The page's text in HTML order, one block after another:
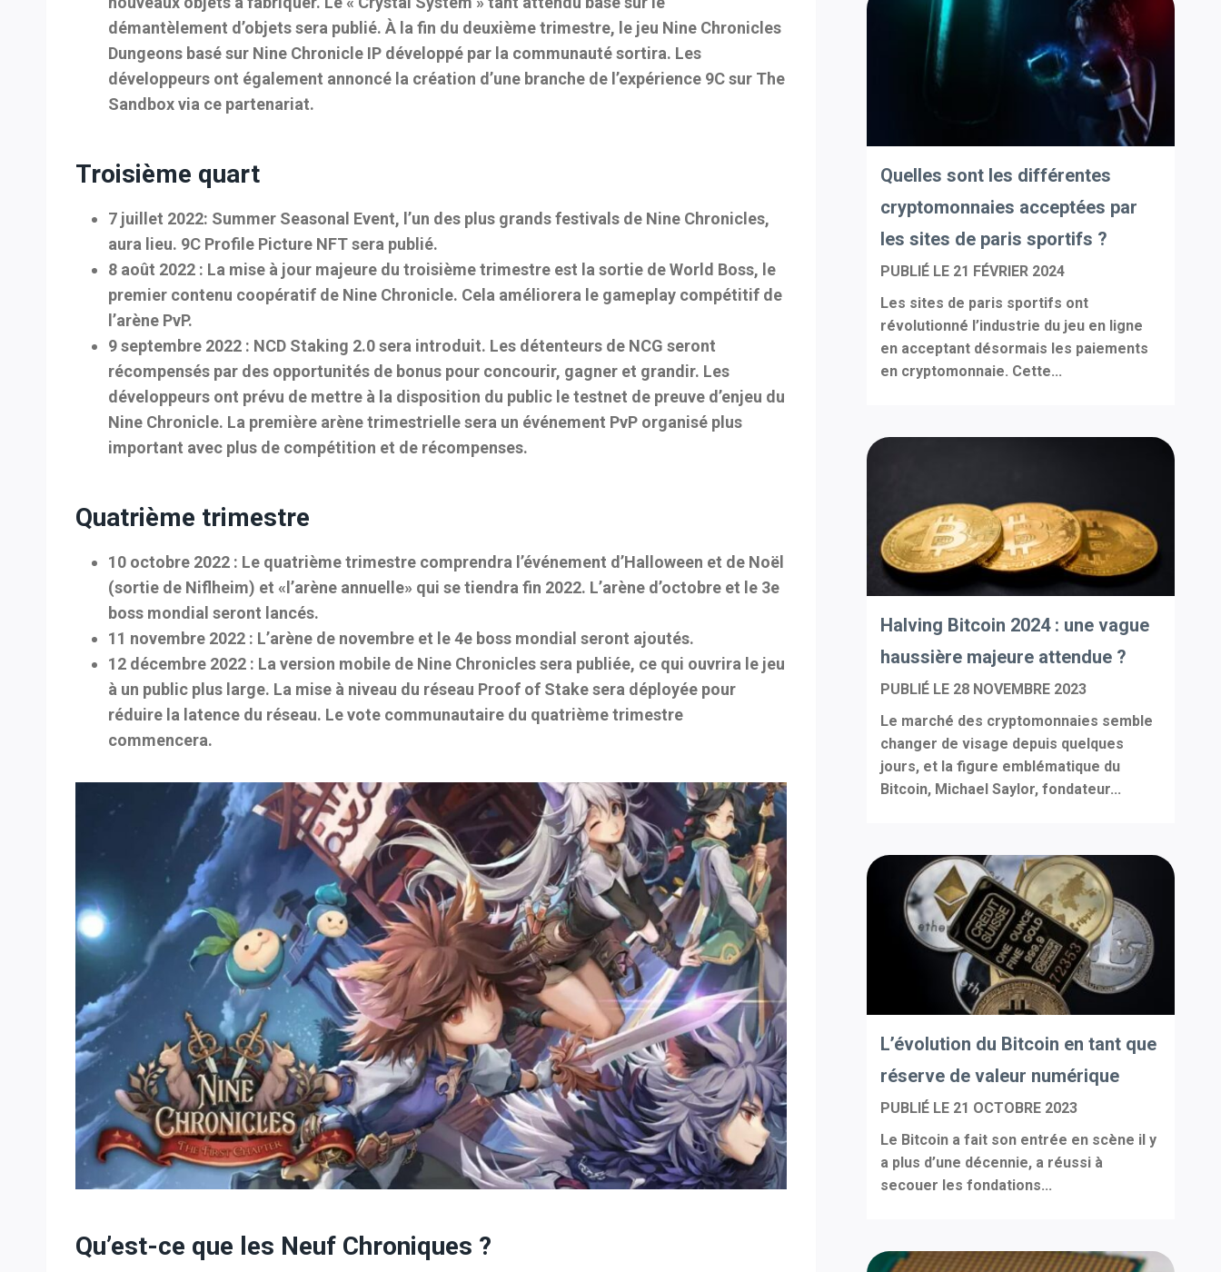
démantèlement d’objets sera publié. À la fin du deuxième trimestre, le jeu Nine Chronicles
Dungeons basé sur Nine Chronicle IP développé par la communauté sortira. Les
développeurs ont également annoncé la création d’une branche de l’expérience 9C sur The
Sandbox via ce partenariat.
Troisième quart
7 juillet 2022: Summer Seasonal Event, l’un des plus grands festivals de Nine Chronicles,
aura lieu. 9C Profile Picture NFT sera publié.
8 août 2022 : La mise à jour majeure du troisième trimestre est la sortie de World Boss, le
premier contenu coopératif de Nine Chronicle. Cela améliorera le gameplay compétitif de
l’arène PvP.
9 septembre 2022 : NCD Staking 2.0 sera introduit. Les détenteurs de NCG seront
récompensés par des opportunités de bonus pour concourir, gagner et grandir. Les
développeurs ont prévu de mettre à la disposition du public le testnet de preuve d’enjeu du
Nine Chronicle. La première arène trimestrielle sera un événement PvP organisé plus
important avec plus de compétition et de récompenses.
Quatrième trimestre
10 octobre 2022 : Le quatrième trimestre comprendra l’événement d’Halloween et de Noël
(sortie de Niflheim) et «l’arène annuelle» qui se tiendra fin 2022. L’arène d’octobre et le 3e
boss mondial seront lancés.
11 novembre 2022 : L’arène de novembre et le 4e boss mondial seront ajoutés.
12 décembre 2022 : La version mobile de Nine Chronicles sera publiée, ce qui ouvrira le jeu
à un public plus large. La mise à niveau du réseau Proof of Stake sera déployée pour
réduire la latence du réseau. Le vote communautaire du quatrième trimestre
commencera.
Qu’est-ce que les Neuf Chroniques ?
Quelles sont les différentes
cryptomonnaies acceptées par
les sites de paris sportifs ?
PUBLIÉ LE 21 FÉVRIER 2024
Les sites de paris sportifs ont
révolutionné l’industrie du jeu en ligne
en acceptant désormais les paiements
en cryptomonnaie. Cette...
Halving Bitcoin 2024 : une vague
haussière majeure attendue ?
PUBLIÉ LE 28 NOVEMBRE 2023
Le marché des cryptomonnaies semble
changer de visage depuis quelques
jours, et la figure emblématique du
Bitcoin, Michael Saylor, fondateur...
L’évolution du Bitcoin en tant que
réserve de valeur numérique
PUBLIÉ LE 21 OCTOBRE 2023
Le Bitcoin a fait son entrée en scène il y
a plus d’une décennie, a réussi à
secouer les fondations...